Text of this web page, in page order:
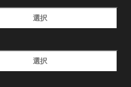
選択
選択